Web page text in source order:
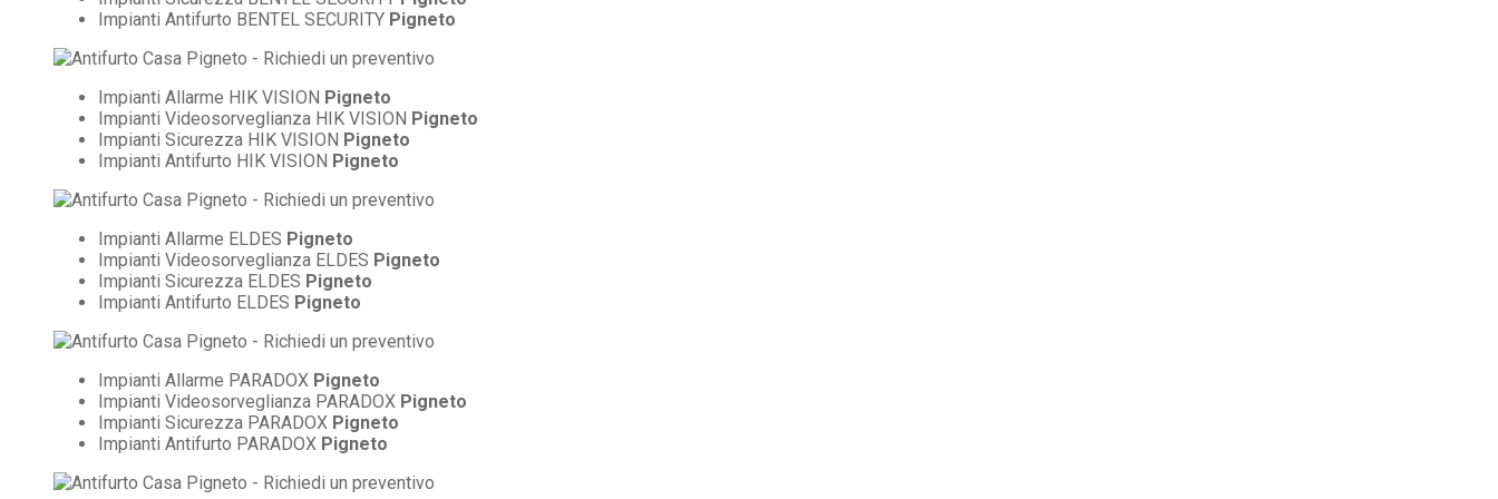
Impianti Antifurto BENTEL SECURITY Pigneto
Impianti Allarme HIK VISION Pigneto
Impianti Videosorveglianza HIK VISION Pigneto
Impianti Sicurezza HIK VISION Pigneto
Impianti Antifurto HIK VISION Pigneto
Impianti Allarme ELDES Pigneto
Impianti Videosorveglianza ELDES Pigneto
Impianti Sicurezza ELDES Pigneto
Impianti Antifurto ELDES Pigneto
Impianti Allarme PARADOX Pigneto
Impianti Videosorveglianza PARADOX Pigneto
Impianti Sicurezza PARADOX Pigneto
Impianti Antifurto PARADOX Pigneto